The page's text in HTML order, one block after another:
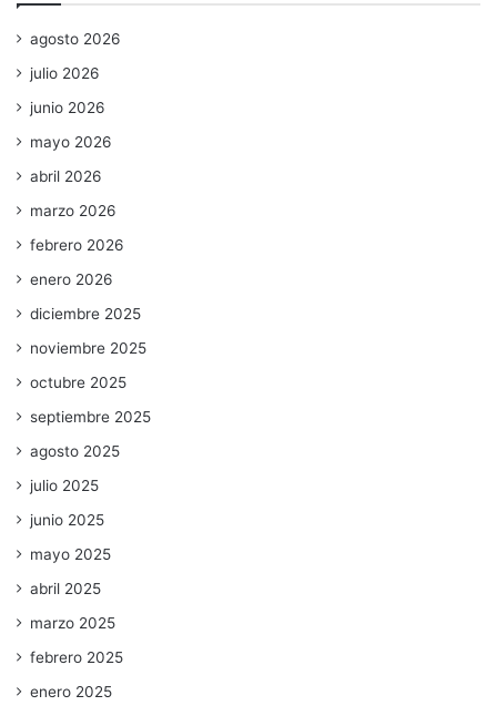
agosto 2026
julio 2026
junio 2026
mayo 2026
abril 2026
marzo 2026
febrero 2026
enero 2026
diciembre 2025
noviembre 2025
octubre 2025
septiembre 2025
agosto 2025
julio 2025
junio 2025
mayo 2025
abril 2025
marzo 2025
febrero 2025
enero 2025